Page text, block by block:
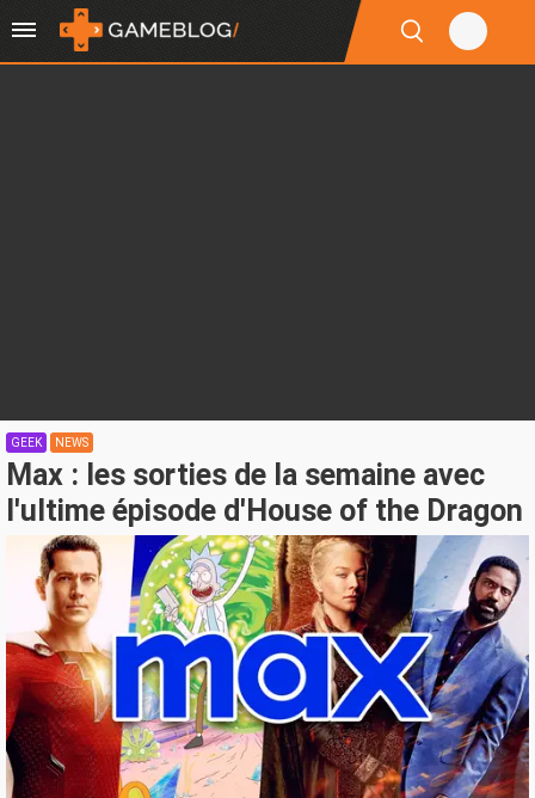
GEEK NEWS
Max : les sorties de la semaine avec
l'ultime épisode d'House of the Dragon